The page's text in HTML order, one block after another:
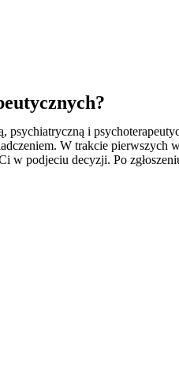
i
W trakcie
w podjeciu decyzji. Po